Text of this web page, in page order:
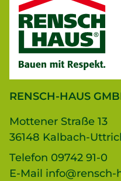
RENSCH-HAUS
Mottener Straße 13
36148 Kalbach-
Telefon 09742 91-0
E-Mail info@rensch-